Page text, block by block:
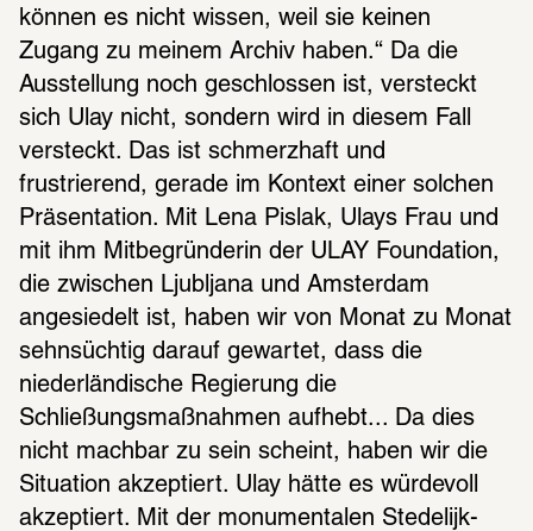
können es nicht wissen, weil sie keinen
Zugang zu meinem Archiv haben.“ Da die
Ausstellung noch geschlossen ist, versteckt
sich Ulay nicht, sondern wird in diesem Fall
versteckt. Das ist schmerzhaft und
frustrierend, gerade im Kontext einer solchen
Präsentation. Mit Lena Pislak, Ulays Frau und
mit ihm Mitbegründerin der ULAY Foundation,
die zwischen Ljubljana und Amsterdam
angesiedelt ist, haben wir von Monat zu Monat
sehnsüchtig darauf gewartet, dass die
niederländische Regierung die
Schließungsmaßnahmen aufhebt... Da dies
nicht machbar zu sein scheint, haben wir die
Situation akzeptiert. Ulay hätte es würdevoll
akzeptiert. Mit der monumentalen Stedelijk-